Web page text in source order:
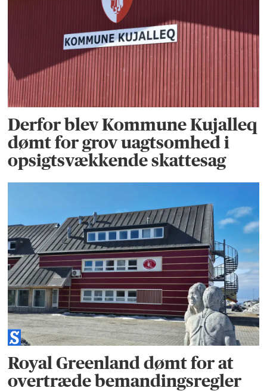
Derfor blev Kommune Kujalleq
dømt for grov uagtsomhed i
opsigtsvækkende skattesag
Royal Greenland dømt for at
overtræde bemandingsregler